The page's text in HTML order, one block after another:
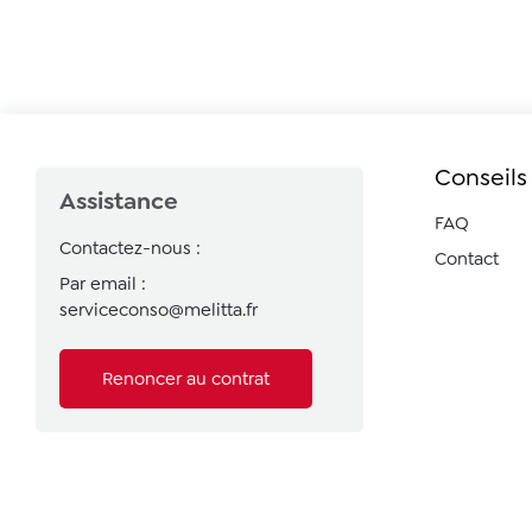
Assistance
Contactez-nous :
Par email :
serviceconso@melitta.fr
Renoncer au contrat
FAQ
Contact